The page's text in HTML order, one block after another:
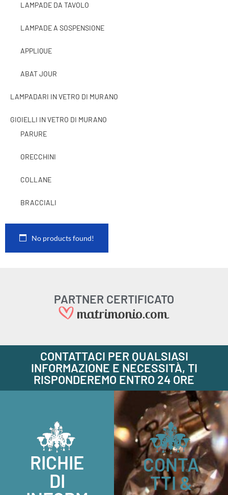
LAMPADE DA TAVOLO
LAMPADE A SOSPENSIONE
APPLIQUE
ABAT JOUR
LAMPADARI IN VETRO DI MURANO
GIOIELLI IN VETRO DI MURANO
PARURE
ORECCHINI
COLLANE
BRACCIALI
No products found!
PARTNER CERTIFICATO
CONTATTACI PER QUALSIASI
INFORMAZIONE E NECESSITÀ, TI
RISPONDEREMO ENTRO 24 ORE
RICHIE
DI
CONTA
TTI &